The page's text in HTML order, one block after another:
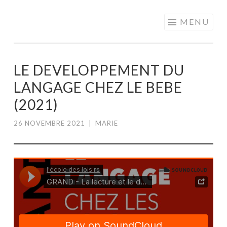
MENU
LE DEVELOPPEMENT DU
LANGAGE CHEZ LE BEBE
(2021)
26 NOVEMBRE 2021 MARIE